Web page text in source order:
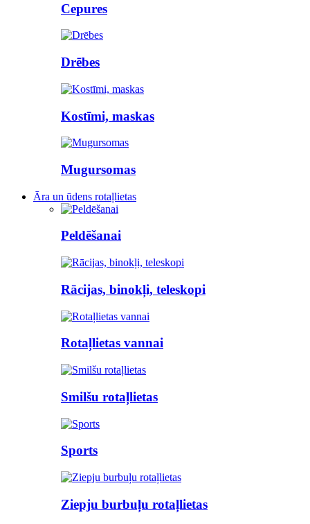
Cepures
Drēbes
Kostīmi, maskas
Mugursomas
Āra un ūdens rotaļlietas
Peldēšanai
Rācijas, binokļi, teleskopi
Rotaļlietas vannai
Smilšu rotaļlietas
Sports
Ziepju burbuļu rotaļlietas